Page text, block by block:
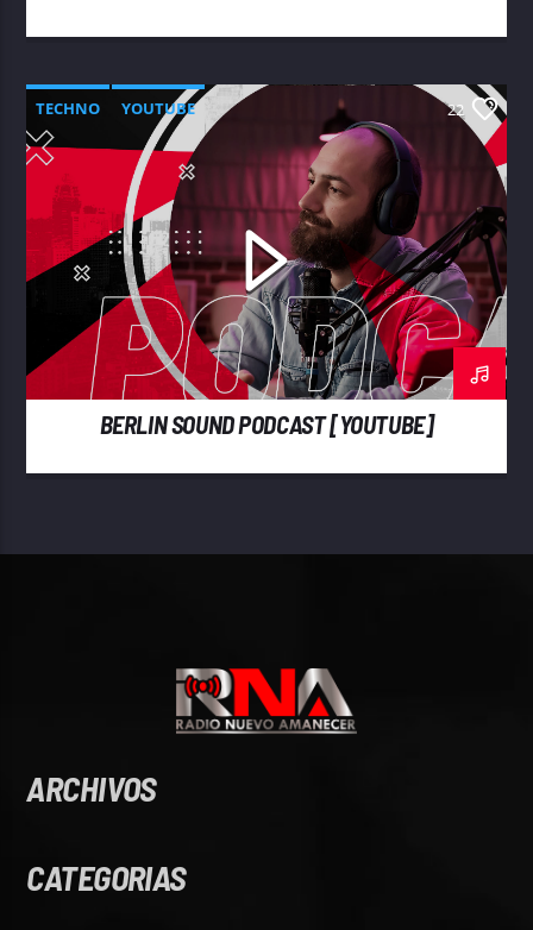
TECHNO YOUTUBE 22
BERLIN SOUND PODCAST [YOUTUBE]
ARCHIVOS
CATEGORIAS